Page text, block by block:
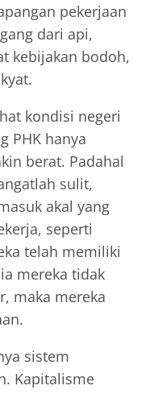
pekerjaan
dari api,
kebijakan bodoh,
kondisi negeri
PHK hanya
berat. Padahal
sulit,
akal yang
seperti
telah memiliki
mereka tidak
maka mereka
sistem
Kapitalisme